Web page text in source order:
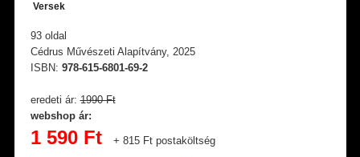
Versek
93 oldal
Cédrus Művészeti Alapítvány, 2025
ISBN: 978-615-6801-69-2
eredeti ár:1990 Ft
webshop ár:
1 590 Ft + 815 Ft postaköltség